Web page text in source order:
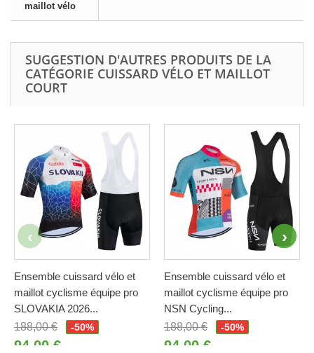
maillot vélo
SUGGESTION D'AUTRES PRODUITS DE LA
CATÉGORIE CUISSARD VÉLO ET MAILLOT
COURT
Ensemble cuissard vélo et
maillot cyclisme équipe pro
SLOVAKIA 2026...
188,00 €
-50%
94,00 €
Ensemble cuissard vélo et
maillot cyclisme équipe pro
NSN Cycling...
188,00 €
-50%
94,00 €